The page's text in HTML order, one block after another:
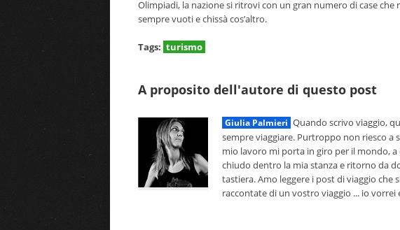
Olimpiadi, la nazione si ritrovi con un gran numero di case
sempre vuoti e chissà cos’altro.
Tags: turismo
A proposito dell'autore di questo post
Giulia Palmieri Quando scrivo viaggio,
sempre viaggiare. Purtroppo non riesco
mio lavoro mi porta in giro per il mondo,
chiudo dentro la mia stanza e ritorno da
tastiera. Amo leggere i post di viaggio che
raccontate di un vostro viaggio ... io vorrei